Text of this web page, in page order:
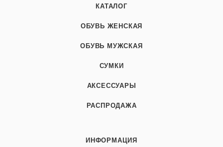
КАТАЛОГ
ОБУВЬ ЖЕНСКАЯ
ОБУВЬ МУЖСКАЯ
СУМКИ
АКСЕССУАРЫ
РАСПРОДАЖА
ИНФОРМАЦИЯ